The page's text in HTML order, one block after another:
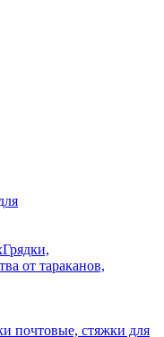
Грядки,
от тараканов,
почтовые, стяжки для